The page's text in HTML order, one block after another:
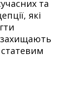
та
які
захищають